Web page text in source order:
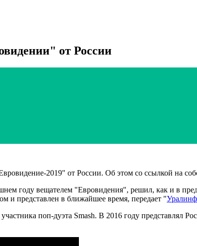
от России
2019" от России. Об этом со ссылкой на
году вещателем "Евровидения", решил, как и в
и представлен в ближайшее время, передает "
поп-дуэта Smash. В 2016 году представлял